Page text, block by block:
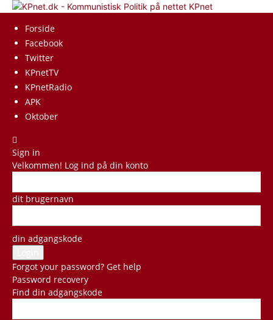
KPnet
Forside
Facebook
Twitter
KPnetTV
KPnetRadio
APK
Oktober
Sign in
Velkommen! Log ind på din konto
dit brugernavn
din adgangskode
Forgot your password? Get help
Password recovery
Find din adgangskode